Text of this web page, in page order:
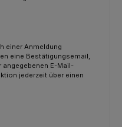
einer Anmeldung
eine Bestätigungsemail,
angegebenen E-Mail-
jederzeit über einen